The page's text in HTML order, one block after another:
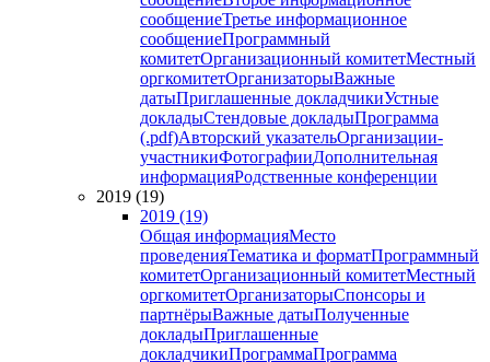
сообщениеТретье информационное
сообщениеПрограммный
комитетОрганизационный комитетМестный
оргкомитетОрганизаторыВажные
датыПриглашенные докладчикиУстные
докладыСтендовые докладыПрограмма
(.pdf)Авторский указательОрганизации-
участникиФотографииДополнительная
информацияРодственные конференции
2019 (19)
2019 (19)
Общая информацияМесто
проведенияТематика и форматПрограммный
комитетОрганизационный комитетМестный
оргкомитетОрганизаторыСпонсоры и
партнёрыВажные датыПолученные
докладыПриглашенные
докладчикиПрограммаПрограмма